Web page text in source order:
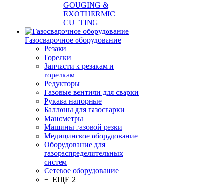
GOUGING &
EXOTHERMIC
CUTTING
Газосварочное оборудование
Резаки
Горелки
Запчасти к резакам и
горелкам
Редукторы
Газовые вентили для сварки
Рукава напорные
Баллоны для газосварки
Манометры
Машины газовой резки
Медицинское оборудование
Оборудование для
газораспределительных
систем
Сетевое оборудование
+ ЕЩЕ 2